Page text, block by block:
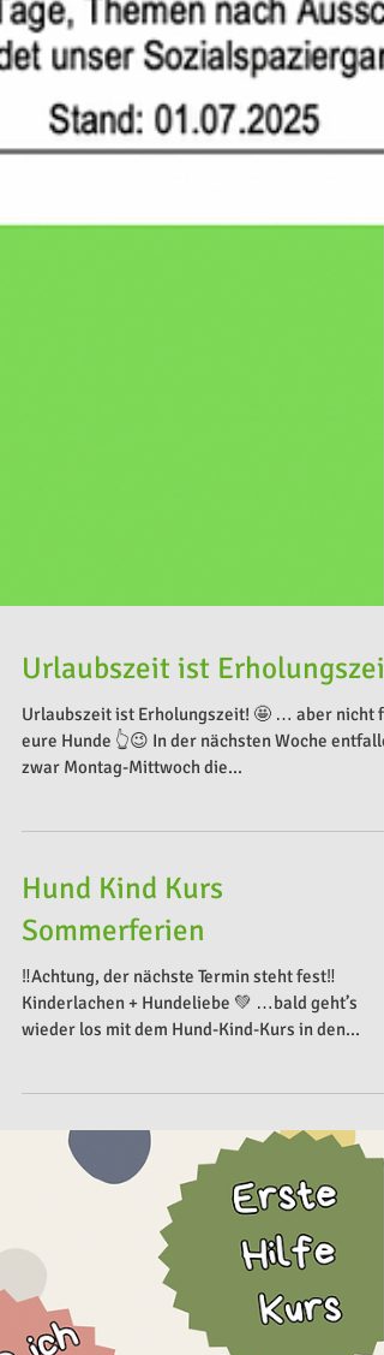
Urlaubszeit ist Erholungszeit! 🤩 … aber nicht
eure Hunde 👆😉 In der nächsten Woche
zwar Montag-Mittwoch die...
‼️Achtung, der nächste Termin steht fest‼️
Kinderlachen + Hundeliebe 💚 …bald geht’s
wieder los mit dem Hund-Kind-Kurs in den...